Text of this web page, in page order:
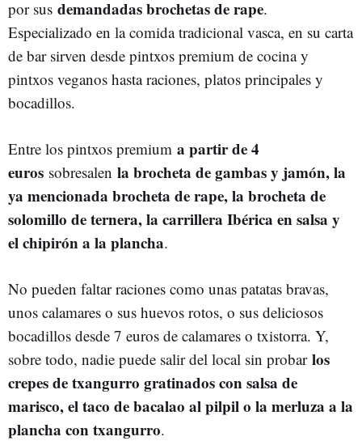
por sus demandadas brochetas de rape.
Especializado en la comida tradicional vasca, en su carta
de bar sirven desde pintxos premium de cocina y
pintxos veganos hasta raciones, platos principales y
bocadillos.
Entre los pintxos premium a partir de 4
euros sobresalen la brocheta de gambas y jamón, la
ya mencionada brocheta de rape, la brocheta de
solomillo de ternera, la carrillera Ibérica en salsa y
el chipirón a la plancha.
No pueden faltar raciones como unas patatas bravas,
unos calamares o sus huevos rotos, o sus deliciosos
bocadillos desde 7 euros de calamares o txistorra. Y,
sobre todo, nadie puede salir del local sin probar los
crepes de txangurro gratinados con salsa de
marisco, el taco de bacalao al pilpil o la merluza a la
plancha con txangurro.